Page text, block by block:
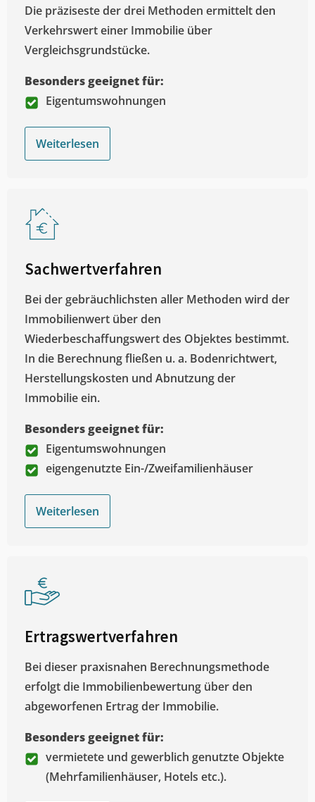
Die präziseste der drei Methoden ermittelt den
Verkehrswert einer Immobilie über
Vergleichsgrundstücke.
Besonders geeignet für:
Eigentumswohnungen
Weiterlesen
Sachwertverfahren
Bei der gebräuchlichsten aller Methoden wird der
Immobilienwert über den
Wiederbeschaffungswert des Objektes bestimmt.
In die Berechnung fließen u. a. Bodenrichtwert,
Herstellungskosten und Abnutzung der
Immobilie ein.
Besonders geeignet für:
Eigentumswohnungen
eigengenutzte Ein-/Zweifamilienhäuser
Weiterlesen
Ertragswertverfahren
Bei dieser praxisnahen Berechnungsmethode
erfolgt die Immobilienbewertung über den
abgeworfenen Ertrag der Immobilie.
Besonders geeignet für:
vermietete und gewerblich genutzte Objekte
(Mehrfamilienhäuser, Hotels etc.).